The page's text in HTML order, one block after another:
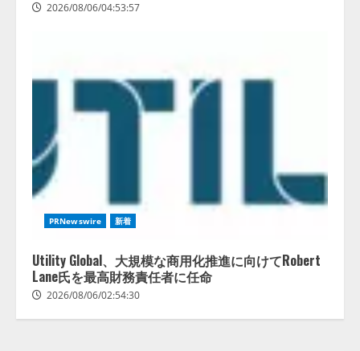
2026/08/06/04:53:57
PRNewswire 新着
Utility Global、大規模な商用化推進に向けてRobert
Lane氏を最高財務責任者に任命
2026/08/06/02:54:30